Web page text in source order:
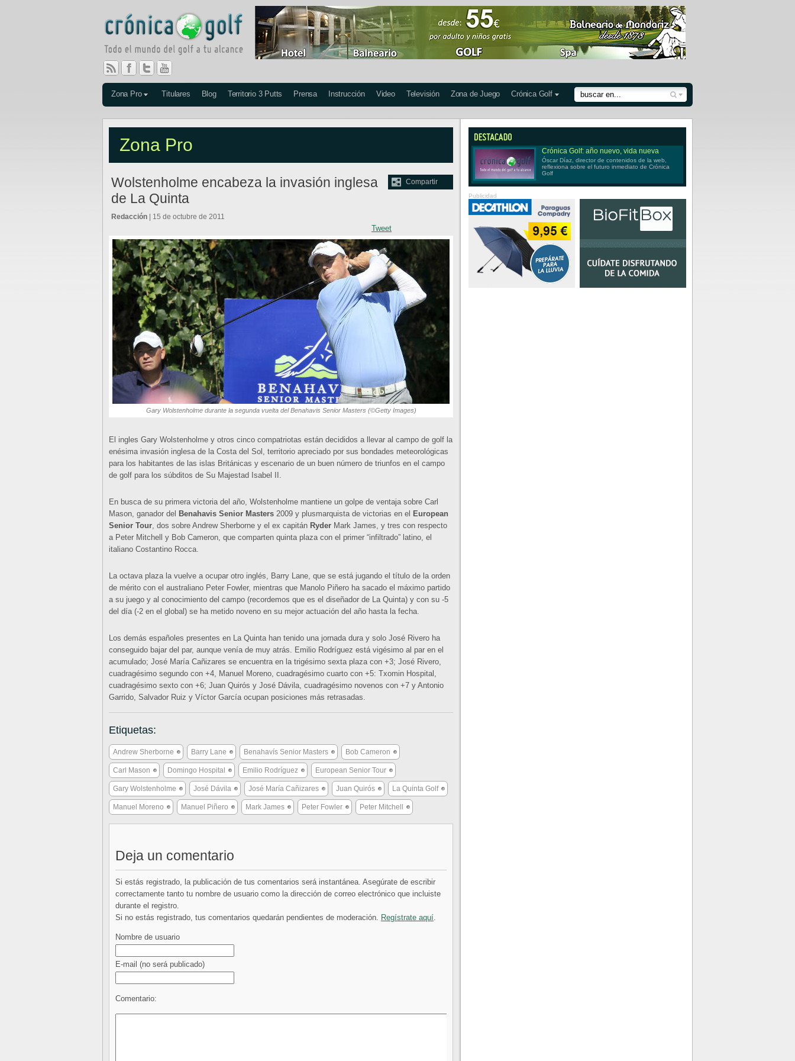
Zona Pro Titulares Blog Territorio 3 Putts Prensa Instrucción Video Televisión Zona de Juego Crónica Golf
Zona Pro
Compartir
Wolstenholme encabeza la invasión inglesa
de La Quinta
Tweet
Redacción | 15 de octubre de 2011
Gary Wolstenholme durante la segunda vuelta del Benahavis Senior Masters (©Getty Images)
El ingles Gary Wolstenholme y otros cinco compatriotas están decididos a llevar al campo de golf la
enésima invasión inglesa de la Costa del Sol, territorio apreciado por sus bondades meteorológicas
para los habitantes de las islas Británicas y escenario de un buen número de triunfos en el campo
de golf para los súbditos de Su Majestad Isabel II.
En busca de su primera victoria del año, Wolstenholme mantiene un golpe de ventaja sobre Carl
Mason, ganador del Benahavis Senior Masters 2009 y plusmarquista de victorias en el European
Senior Tour, dos sobre Andrew Sherborne y el ex capitán Ryder Mark James, y tres con respecto
a Peter Mitchell y Bob Cameron, que comparten quinta plaza con el primer “infiltrado” latino, el
italiano Costantino Rocca.
La octava plaza la vuelve a ocupar otro inglés, Barry Lane, que se está jugando el título de la orden
de mérito con el australiano Peter Fowler, mientras que Manolo Piñero ha sacado el máximo partido
a su juego y al conocimiento del campo (recordemos que es el diseñador de La Quinta) y con su -5
del día (-2 en el global) se ha metido noveno en su mejor actuación del año hasta la fecha.
Los demás españoles presentes en La Quinta han tenido una jornada dura y solo José Rivero ha
conseguido bajar del par, aunque venía de muy atrás. Emilio Rodríguez está vigésimo al par en el
acumulado; José María Cañizares se encuentra en la trigésimo sexta plaza con +3; José Rivero,
cuadragésimo segundo con +4, Manuel Moreno, cuadragésimo cuarto con +5: Txomin Hospital,
cuadragésimo sexto con +6; Juan Quirós y José Dávila, cuadragésimo novenos con +7 y Antonio
Garrido, Salvador Ruiz y Víctor García ocupan posiciones más retrasadas.
Etiquetas:
Andrew Sherborne Barry Lane Benahavís Senior Masters Bob Cameron
Carl Mason Domingo Hospital Emilio Rodríguez European Senior Tour
Gary Wolstenholme José Dávila José María Cañizares Juan Quirós La Quinta Golf
Manuel Moreno Manuel Piñero Mark James Peter Fowler Peter Mitchell
Deja un comentario
Si estás registrado, la publicación de tus comentarios será instantánea. Asegúrate de escribir
correctamente tanto tu nombre de usuario como la dirección de correo electrónico que incluiste
durante el registro.
Si no estás registrado, tus comentarios quedarán pendientes de moderación. Regístrate aquí.
Nombre de usuario
E-mail (no será publicado)
Comentario:
Crónica Golf: año nuevo, vida nueva
Óscar Díaz, director de contenidos de la web,
reflexiona sobre el futuro inmediato de Crónica
Golf
Publicidad